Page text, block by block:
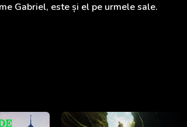
Gabriel, este și el pe urmele sale.